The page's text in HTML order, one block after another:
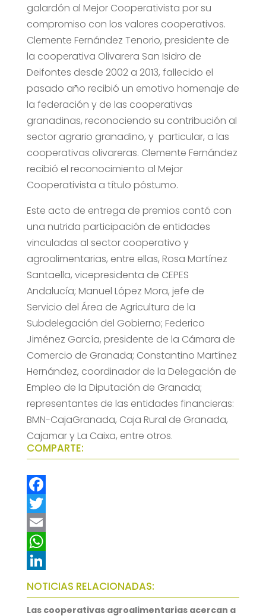
galardón al Mejor Cooperativista por su
compromiso con los valores cooperativos.
Clemente Fernández Tenorio, presidente de
la cooperativa Olivarera San Isidro de
Deifontes desde 2002 a 2013, fallecido el
pasado año recibió un emotivo homenaje de
la federación y de las cooperativas
granadinas, reconociendo su contribución al
sector agrario granadino, y particular, a las
cooperativas olivareras. Clemente Fernández
recibió el reconocimiento al Mejor
Cooperativista a título póstumo.
Este acto de entrega de premios contó con
una nutrida participación de entidades
vinculadas al sector cooperativo y
agroalimentarias, entre ellas, Rosa Martínez
Santaella, vicepresidenta de CEPES
Andalucía; Manuel López Mora, jefe de
Servicio del Área de Agricultura de la
Subdelegación del Gobierno; Federico
Jiménez García, presidente de la Cámara de
Comercio de Granada; Constantino Martínez
Hernández, coordinador de la Delegación de
Empleo de la Diputación de Granada;
representantes de las entidades financieras:
BMN-CajaGranada, Caja Rural de Granada,
Cajamar y La Caixa, entre otros.
COMPARTE:
F
a
c
e
b
o
T
w
t
t
E
m
a
i
W
h
a
L
i
NOTICIAS RELACIONADAS:
Las cooperativas agroalimentarias acercan a